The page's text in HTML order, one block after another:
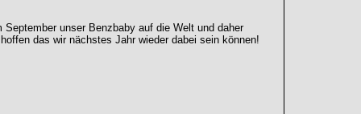
unser Benzbaby auf die Welt und daher
das wir nächstes Jahr wieder dabei sein können!